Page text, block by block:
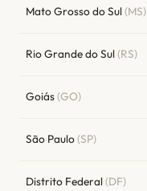
Mato Grosso do Sul(MS)
Rio Grande do Sul(RS)
Goiás(GO)
São Paulo(SP)
Distrito Federal(DF)